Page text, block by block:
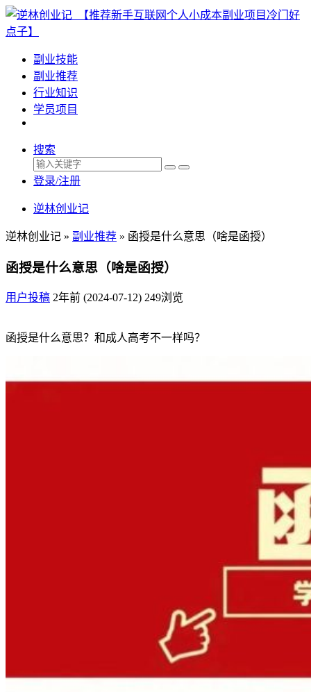
副业技能
副业推荐
行业知识
学员项目
搜索
登录/注册
逆林创业记
逆林创业记 » 副业推荐 » 函授是什么意思（啥是函授）
函授是什么意思（啥是函授）
用户投稿 2年前 (2024-07-12) 249浏览
函授是什么意思？和成人高考不一样吗？